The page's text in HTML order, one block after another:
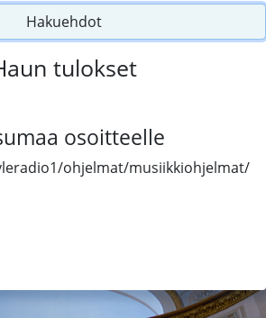
Hakuehdot
tulokset
osoitteelle
ohjelmat/musiikkiohjelmat/